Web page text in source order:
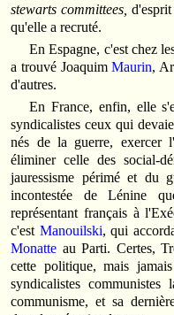
stewarts committees,
qu'elle a recruté.
En Espagne, c'est chez
a trouvé JoaquimMaurin,
d'autres.
En France, enfin, elle
syndicalistes ceux qui
nés de la guerre, exercer
éliminer celle des social-
jauressisme périmé et du
incontestée de Lénine
représentant français à
c'est Manouilski, qui
Monatte au Parti. Certes,
cette politique, mais
syndicalistes
communisme, et sa